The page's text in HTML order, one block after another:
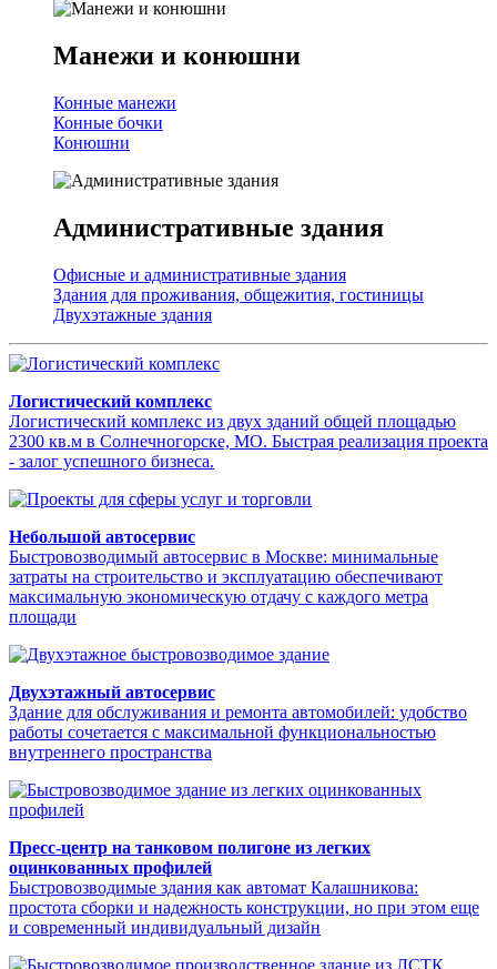
Манежи и конюшни
Конные манежи
Конные бочки
Конюшни
Административные здания
Офисные и административные здания
Здания для проживания, общежития, гостиницы
Двухэтажные здания
Логистический комплекс
Логистический комплекс из двух зданий общей площадью
2300 кв.м в Солнечногорске, МО. Быстрая реализация проекта
- залог успешного бизнеса.
Небольшой автосервис
Быстровозводимый автосервис в Москве: минимальные
затраты на строительство и эксплуатацию обеспечивают
максимальную экономическую отдачу с каждого метра
площади
Двухэтажный автосервис
Здание для обслуживания и ремонта автомобилей: удобство
работы сочетается с максимальной функциональностью
внутреннего пространства
Пресс-центр на танковом полигоне из легких
оцинкованных профилей
Быстровозводимые здания как автомат Калашникова:
простота сборки и надежность конструкции, но при этом еще
и современный индивидуальный дизайн